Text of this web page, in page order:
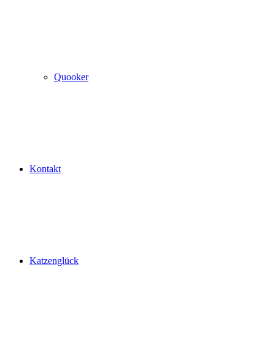
Quooker
Kontakt
Katzenglück